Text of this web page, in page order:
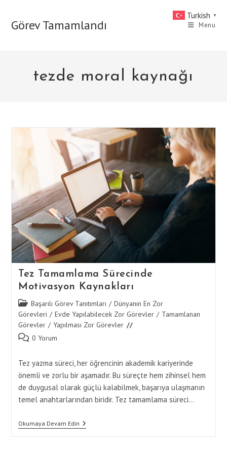
contentGörev Tamamlandı Menu
tezde moral kaynağı
Tez Tamamlama Sürecinde
Motivasyon Kaynakları
Post
category:
Başarılı Görev Tanıtımları / Dünyanın En Zor
Görevleri / Evde Yapılabilecek Zor Görevler / Tamamlanan
Görevler / Yapılması Zor Görevler
Post 0 Yorum
Tez yazma süreci, her öğrencinin akademik kariyerinde
önemli ve zorlu bir aşamadır. Bu süreçte hem zihinsel hem
de duygusal olarak güçlü kalabilmek, başarıya ulaşmanın
temel anahtarlarından biridir. Tez tamamlama süreci…
Okumaya Devam EdinTez
Turkish ▼